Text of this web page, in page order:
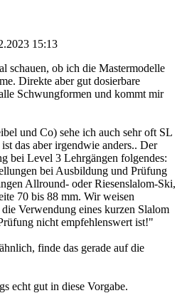
15:13
schauen, ob ich die Mastermodelle
Direkte aber gut dosierbare
Schwungformen und kommt mir
und Co) sehe ich auch sehr oft SL
das aber irgendwie anders.. Der
bei Level 3 Lehrgängen folgendes:
bei Ausbildung und Prüfung
Allround- oder Riesenslalom-Ski,
70 bis 88 mm. Wir weisen
Verwendung eines kurzen Slalom
nicht empfehlenswert ist!"
finde das gerade auf die
echt gut in diese Vorgabe.